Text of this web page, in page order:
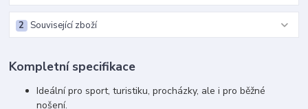
Související zboží
2
Kompletní specifikace
Ideální pro sport, turistiku, procházky, ale i pro běžné
nošení.